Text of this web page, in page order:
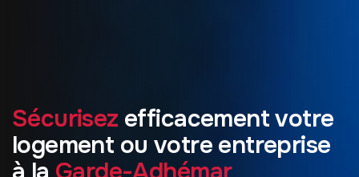
Sécurisez efficacementvotre
logement ou votre entreprise